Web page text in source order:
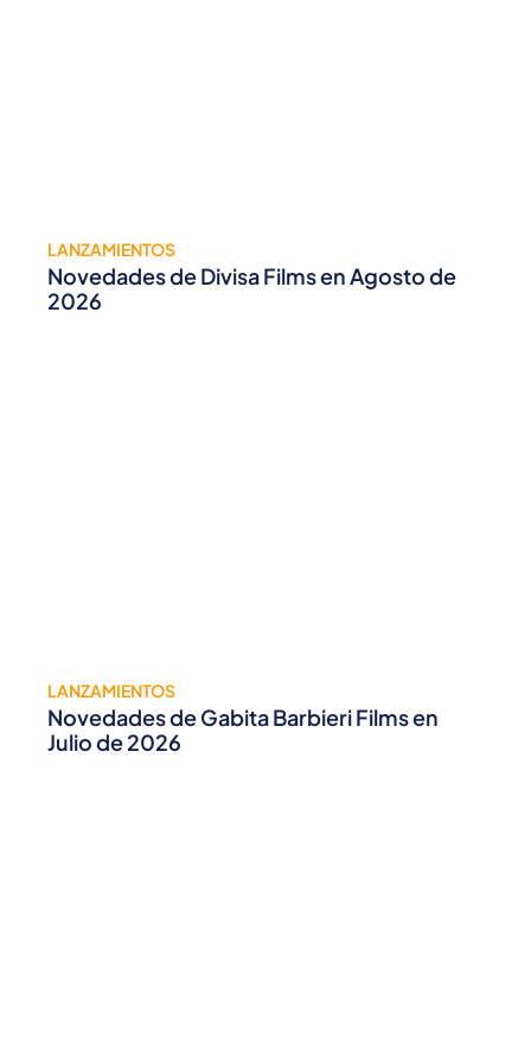
LANZAMIENTOS
Novedades de Divisa Films en Agosto de
2026
LANZAMIENTOS
Novedades de Gabita Barbieri Films en
Julio de 2026